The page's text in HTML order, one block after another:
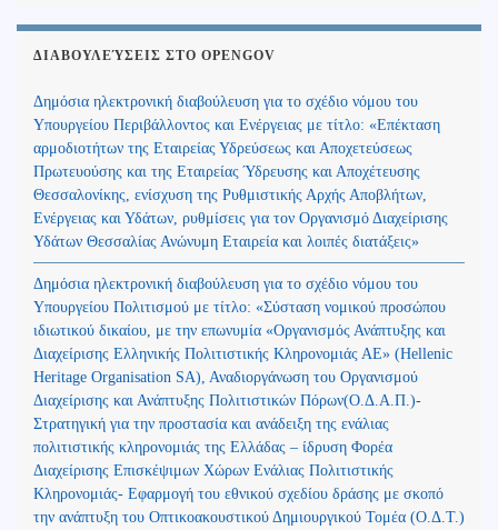
ΔΙΑΒΟΥΛΕΎΣΕΙΣ ΣΤΟ OPENGOV
Δημόσια ηλεκτρονική διαβούλευση για το σχέδιο νόμου του
Υπουργείου Περιβάλλοντος και Ενέργειας με τίτλο: «Επέκταση
αρμοδιοτήτων της Εταιρείας Υδρεύσεως και Αποχετεύσεως
Πρωτευούσης και της Εταιρείας Ύδρευσης και Αποχέτευσης
Θεσσαλονίκης, ενίσχυση της Ρυθμιστικής Αρχής Αποβλήτων,
Ενέργειας και Υδάτων, ρυθμίσεις για τον Οργανισμό Διαχείρισης
Υδάτων Θεσσαλίας Ανώνυμη Εταιρεία και λοιπές διατάξεις»
Δημόσια ηλεκτρονική διαβούλευση για το σχέδιο νόμου του
Υπουργείου Πολιτισμού με τίτλο: «Σύσταση νομικού προσώπου
ιδιωτικού δικαίου, με την επωνυμία «Οργανισμός Ανάπτυξης και
Διαχείρισης Ελληνικής Πολιτιστικής Κληρονομιάς ΑΕ» (Hellenic
Heritage Organisation SA), Αναδιοργάνωση του Οργανισμού
Διαχείρισης και Ανάπτυξης Πολιτιστικών Πόρων(Ο.Δ.Α.Π.)-
Στρατηγική για την προστασία και ανάδειξη της ενάλιας
πολιτιστικής κληρονομιάς της Ελλάδας – ίδρυση Φορέα
Διαχείρισης Επισκέψιμων Χώρων Ενάλιας Πολιτιστικής
Κληρονομιάς- Εφαρμογή του εθνικού σχεδίου δράσης με σκοπό
την ανάπτυξη του Οπτικοακουστικού Δημιουργικού Τομέα (Ο.Δ.Τ.)